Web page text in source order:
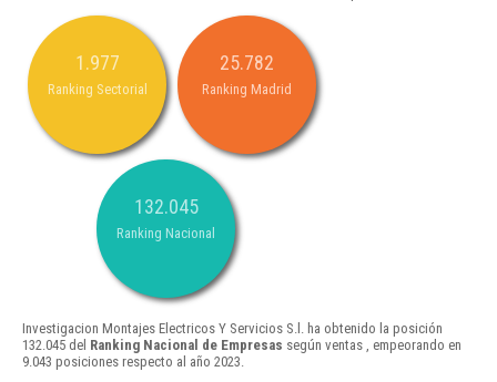
1.977
Ranking Sectorial
25.782
Ranking Madrid
132.045
Ranking Nacional
Investigacion Montajes Electricos Y Servicios S.l. ha obtenido la posición
132.045 del Ranking Nacional de Empresas según ventas , empeorando en
9.043 posiciones respecto al año 2023.